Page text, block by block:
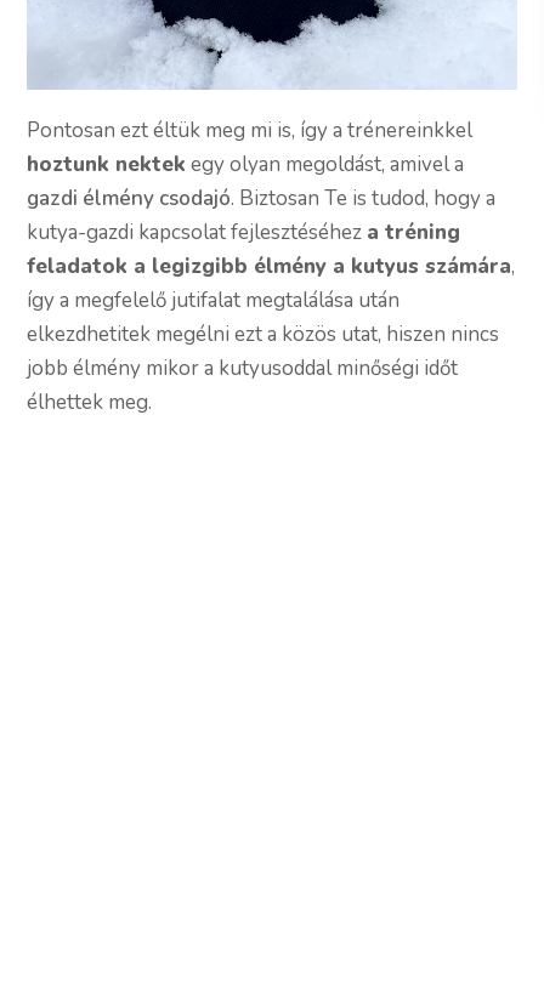
Pontosan ezt éltük meg mi is, így a trénereinkkel
hoztunk nektek egy olyan megoldást, amivel a
gazdi élmény csodajó. Biztosan Te is tudod, hogy a
kutya-gazdi kapcsolat fejlesztéséhez a tréning
feladatok a legizgibb élmény a kutyus számára,
így a megfelelő jutifalat megtalálása után
elkezdhetitek megélni ezt a közös utat, hiszen nincs
jobb élmény mikor a kutyusoddal minőségi időt
élhettek meg.